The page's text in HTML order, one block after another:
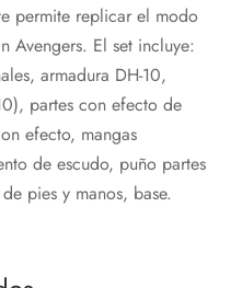
permite replicar el modo
Avengers. El set incluye:
armadura DH-10,
partes con efecto de
efecto, mangas
de escudo, puño partes
pies y manos, base.